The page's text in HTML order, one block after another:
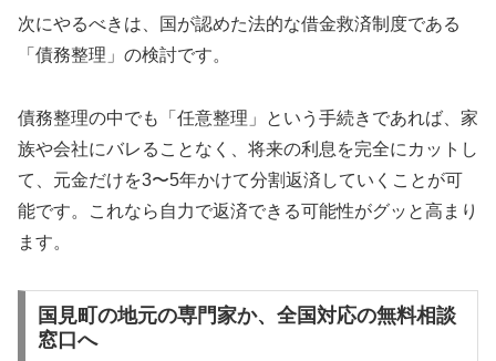
次にやるべきは、国が認めた法的な借金救済制度である
「債務整理」の検討です。
債務整理の中でも「任意整理」という手続きであれば、家
族や会社にバレることなく、将来の利息を完全にカットし
て、元金だけを3〜5年かけて分割返済していくことが可
能です。これなら自力で返済できる可能性がグッと高まり
ます。
国見町の地元の専門家か、全国対応の無料相談
窓口へ